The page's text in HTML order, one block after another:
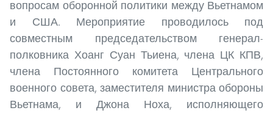
вопросам оборонной политики между Вьетнамом
и США. Мероприятие проводилось под
совместным председательством генерал-
полковника Хоанг Суан Тьиена, члена ЦК КПВ,
члена Постоянного комитета Центрального
военного совета, заместителя министра обороны
Вьетнама, и Джона Ноха, исполняющего